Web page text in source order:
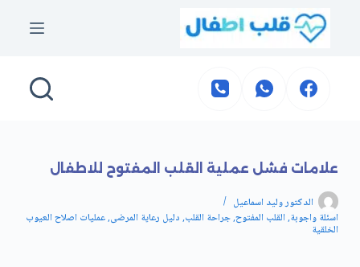
التجاوز
علامات فشل عملية القلب المفتوح للاطفال
الدكتور وليد اسماعيل
اسئلة واجوبة,القلب المفتوح,جراحة القلب,دليل رعاية المرضى,عمليات اصلاح العيوب
الخلقية